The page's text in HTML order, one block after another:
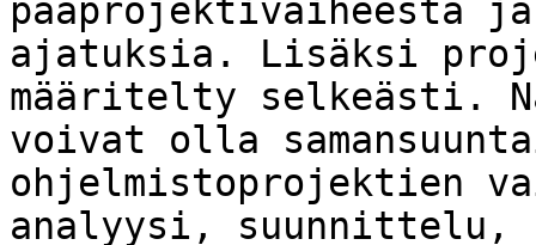
pääprojektivaiheesta
ajatuksia. Lisäksi
määritelty selkeästi.
voivat olla
ohjelmistoprojektien
analyysi, suunnittelu,